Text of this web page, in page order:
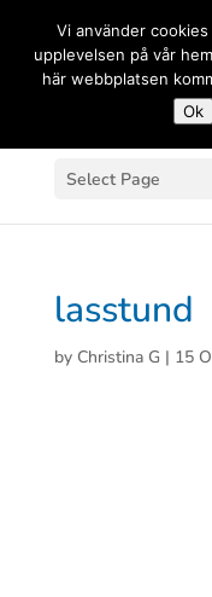
Select Page
lasstund
by Christina G | 15
Vi använder
upplevelsen på vår
här webbplatsen
Ok